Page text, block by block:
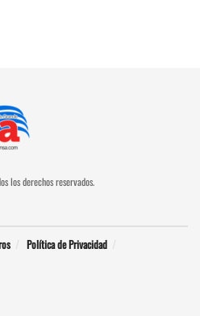
los derechos reservados.
Política de Privacidad